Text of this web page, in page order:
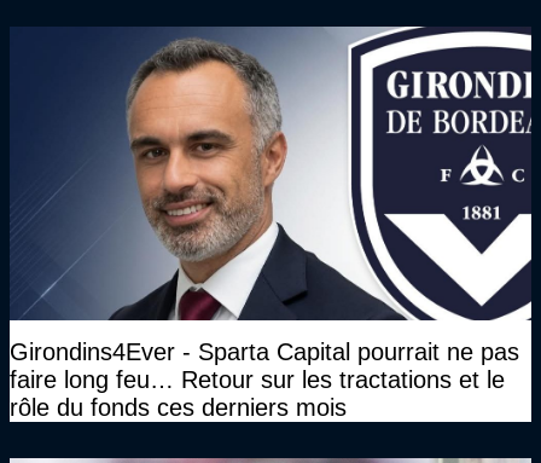
Girondins4Ever - Sparta Capital pourrait ne pas
faire long feu… Retour sur les tractations et le
rôle du fonds ces derniers mois